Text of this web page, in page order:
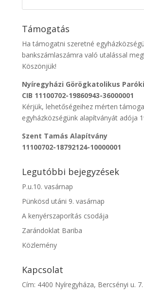
Támogatás
Ha támogatni szeretné
bankszámlaszámra való utalással
Köszönjük!
Nyíregyházi Görögkatolikus
CIB 11100702-19860943-36000001
Kérjük, lehetőségeihez mérten
egyházközségünk alapítványát adója
Szent Tamás Alapítvány
11100702-18792124-10000001
Legutóbbi bejegyzések
P.u.10. vasárnap
Pünkösd utáni 9. vasárnap
A kenyérszaporítás csodája
Zarándoklat Bariba
Közlemény
Kapcsolat
Cím: 4400 Nyíregyháza, Bercsényi u. 7.